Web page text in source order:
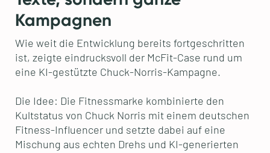
Kampagnen
Wie weit die Entwicklung bereits fortgeschritten
ist, zeigte eindrucksvoll der McFit-Case rund um
eine KI-gestützte Chuck-Norris-Kampagne.
Die Idee: Die Fitnessmarke kombinierte den
Kultstatus von Chuck Norris mit einem deutschen
Fitness-Influencer und setzte dabei auf eine
Mischung aus echten Drehs und KI-generierten